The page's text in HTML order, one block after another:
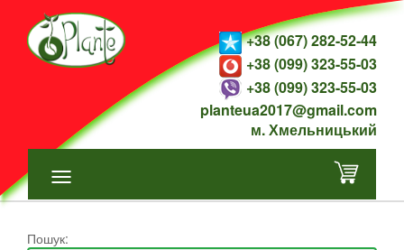
+38 (067) 282-52-44
+38 (099) 323-55-03
+38 (099) 323-55-03
planteua2017@gmail.com
м. Хмельницький
Пошук: